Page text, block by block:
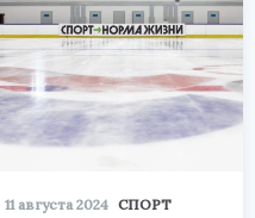
11 августа 2024 СПОРТ